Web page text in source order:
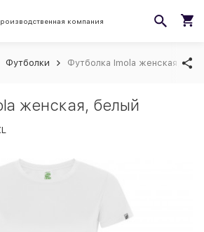
компания
Футболки Футболка Imola женская,
женская, белый